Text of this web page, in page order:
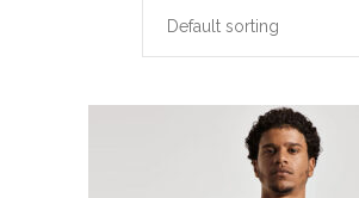
Default sorting